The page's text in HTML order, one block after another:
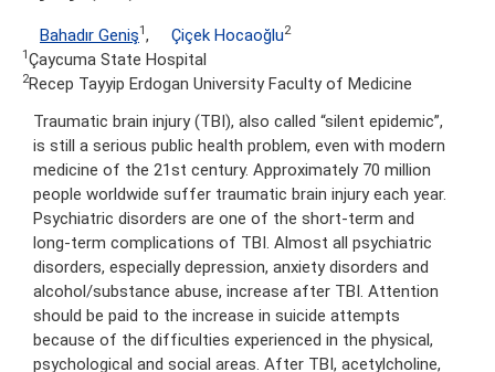
Bahadır Geniş1, Çiçek Hocaoğlu2
1Çaycuma State Hospital
2Recep Tayyip Erdogan University Faculty of Medicine
Traumatic brain injury (TBI), also called “silent epidemic”,
is still a serious public health problem, even with modern
medicine of the 21st century. Approximately 70 million
people worldwide suffer traumatic brain injury each year.
Psychiatric disorders are one of the short-term and
long-term complications of TBI. Almost all psychiatric
disorders, especially depression, anxiety disorders and
alcohol/substance abuse, increase after TBI. Attention
should be paid to the increase in suicide attempts
because of the difficulties experienced in the physical,
psychological and social areas. After TBI, acetylcholine,